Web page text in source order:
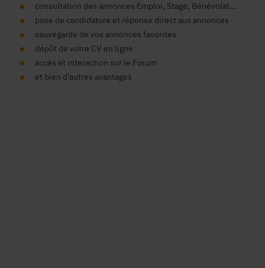
consultation des annonces Emploi, Stage, Bénévolat...
pose de candidature et réponse direct aux annonces
sauvegarde de vos annonces favorites
dépôt de votre CV en ligne
accès et interaction sur le Forum
et bien d'autres avantages